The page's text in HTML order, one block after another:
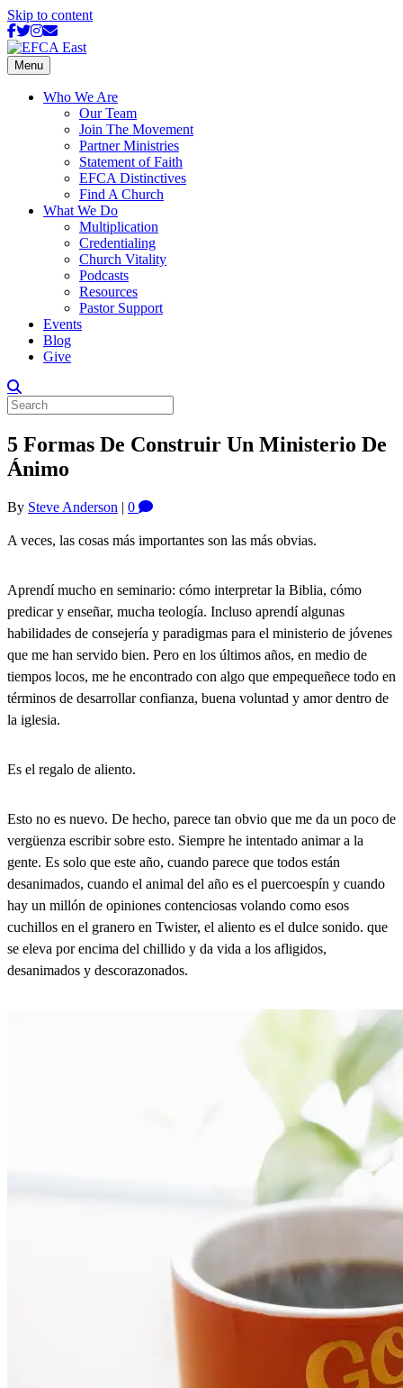
Skip to content
Facebook
Twitter
Instagram
Email
Menu
Who We Are
Our Team
Join The Movement
Partner Ministries
Statement of Faith
EFCA Distinctives
Find A Church
What We Do
Multiplication
Credentialing
Church Vitality
Podcasts
Resources
Pastor Support
Events
Blog
Give
5 Formas De Construir Un Ministerio De
Ánimo
By Steve Anderson | 0
A veces, las cosas más importantes son las más obvias.
Aprendí mucho en seminario: cómo interpretar la Biblia, cómo
predicar y enseñar, mucha teología. Incluso aprendí algunas
habilidades de consejería y paradigmas para el ministerio de jóvenes
que me han servido bien. Pero en los últimos años, en medio de
tiempos locos, me he encontrado con algo que empequeñece todo en
términos de desarrollar confianza, buena voluntad y amor dentro de
la iglesia.
Es el regalo de aliento.
Esto no es nuevo. De hecho, parece tan obvio que me da un poco de
vergüenza escribir sobre esto. Siempre he intentado animar a la
gente. Es solo que este año, cuando parece que todos están
desanimados, cuando el animal del año es el puercoespín y cuando
hay un millón de opiniones contenciosas volando como esos
cuchillos en el granero en Twister, el aliento es el dulce sonido. que
se eleva por encima del chillido y da vida a los afligidos,
desanimados y descorazonados.